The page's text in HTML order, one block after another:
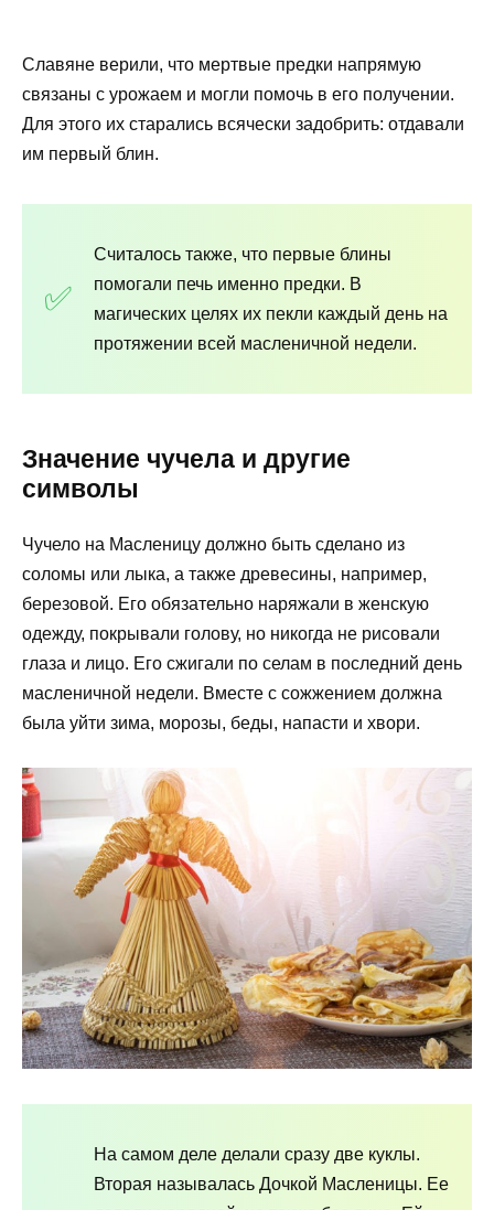
Славяне верили, что мертвые предки напрямую
связаны с урожаем и могли помочь в его получении.
Для этого их старались всячески задобрить: отдавали
им первый блин.
Считалось также, что первые блины
помогали печь именно предки. В
магических целях их пекли каждый день на
протяжении всей масленичной недели.
Значение чучела и другие
символы
Чучело на Масленицу должно быть сделано из
соломы или лыка, а также древесины, например,
березовой. Его обязательно наряжали в женскую
одежду, покрывали голову, но никогда не рисовали
глаза и лицо. Его сжигали по селам в последний день
масленичной недели. Вместе с сожжением должна
была уйти зима, морозы, беды, напасти и хвори.
На самом деле делали сразу две куклы.
Вторая называлась Дочкой Масленицы. Ее